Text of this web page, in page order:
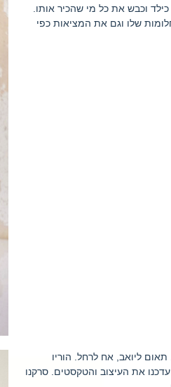
וכבש את כל מי שהכיר אותו.
שלו וגם את המציאות כפי
. נהרג במלחמת ששת הימים בגיל 19. תאום ליואב, אח לרחל. הוריו
את העיצוב והטקסטים. סרקנו